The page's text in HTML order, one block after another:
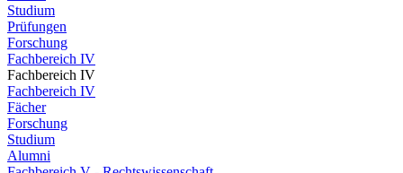
Studium
Prüfungen
Forschung
Fachbereich IV
Fachbereich IV
Fachbereich IV
Fächer
Forschung
Studium
Alumni